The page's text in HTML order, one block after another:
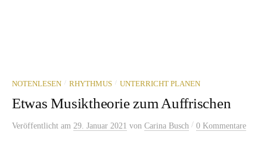
NOTENLESEN / RHYTHMUS / UNTERRICHT PLANEN
Etwas Musiktheorie zum Auffrischen
Veröffentlicht am 29. Januar 2021 von Carina Busch / 0 Kommentare